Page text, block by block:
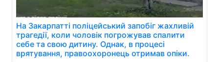
На Закарпатті поліцейський запобіг жахливій
трагедії, коли чоловік погрожував спалити
себе та свою дитину. Однак, в процесі
врятування, правоохоронець отримав опіки.